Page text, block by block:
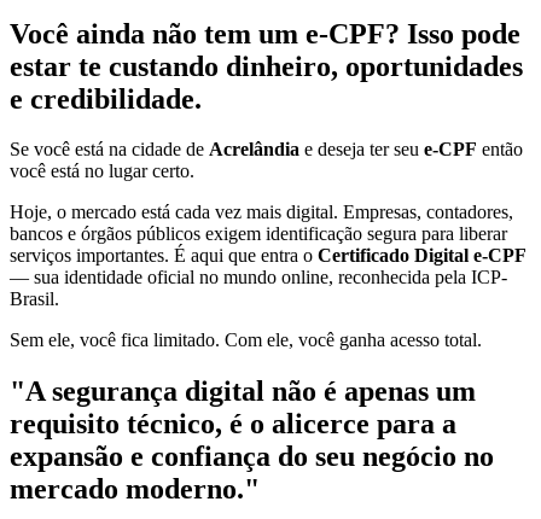
Você ainda não tem um e-CPF? Isso pode
estar te custando dinheiro, oportunidades
e credibilidade.
Se você está na cidade de Acrelândia e deseja ter seu e-CPF então
você está no lugar certo.
Hoje, o mercado está cada vez mais digital. Empresas, contadores,
bancos e órgãos públicos exigem identificação segura para liberar
serviços importantes. É aqui que entra o Certificado Digital e-CPF
— sua identidade oficial no mundo online, reconhecida pela ICP-
Brasil.
Sem ele, você fica limitado. Com ele, você ganha acesso total.
"A segurança digital não é apenas um
requisito técnico, é o alicerce para a
expansão e confiança do seu negócio no
mercado moderno."